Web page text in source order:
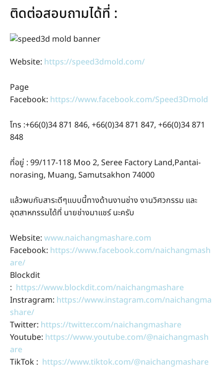
ติดต่อสอบถามได้ที่ :
Website: https://speed3dmold.com/
Page
Facebook: https://www.facebook.com/Speed3Dmold
โทร :+66(0)34 871 846, +66(0)34 871 847, +66(0)34 871
848
ที่อยู่ : 99/117-118 Moo 2, Seree Factory Land,Pantai-
norasing, Muang, Samutsakhon 74000
แล้วพบกับสาระดีๆแบบนี้ทางด้านงานช่าง งานวิศวกรรม และ
อุตสาหกรรมได้ที่ นายช่างมาแชร์ นะครับ
Website: www.naichangmashare.com
Facebook: https://www.facebook.com/naichangmash
are/
Blockdit
: https://www.blockdit.com/naichangmashare
Instragram: https://www.instagram.com/naichangma
share/
Twitter: https://twitter.com/naichangmashare
Youtube: https://www.youtube.com/@naichangmash
are
TikTok : https://www.tiktok.com/@naichangmashare